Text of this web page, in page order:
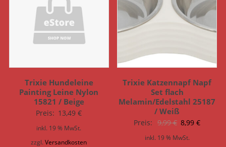
Trixie Hundeleine
Painting Leine Nylon
15821 / Beige
Preis: 13,49€
inkl. 19 % MwSt.
zzgl.Versandkosten
Trixie Katzennapf Napf
Set flach
Melamin/Edelstahl 25187
/ Weiß
Preis: 9,99€
Preis
8,99€
inkl. 19 % MwSt.